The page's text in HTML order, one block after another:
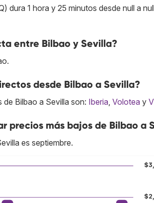
dura 1 hora y 25 minutos desde null a
entre Bilbao y Sevilla?
desde Bilbao a Sevilla?
Bilbao a Sevilla son: Iberia, Volotea y
precios más bajos de Bilbao a
es septiembre.